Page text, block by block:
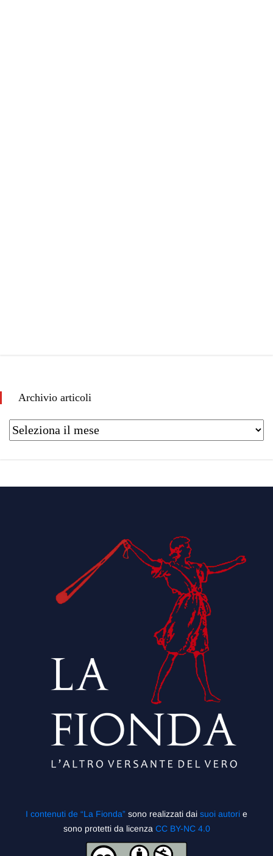
Archivio articoli
I contenuti de “La Fionda” sono realizzati dai suoi autori e
sono protetti da licenza CC BY-NC 4.0